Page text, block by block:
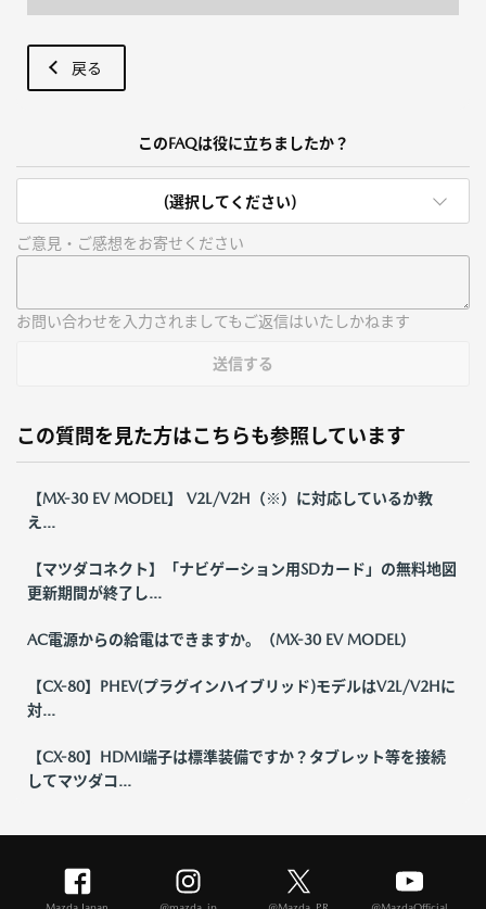
戻る
このFAQは役に立ちましたか？
(選択してください)
ご意見・ご感想をお寄せください
お問い合わせを入力されましてもご返信はいたしかねます
送信する
この質問を見た方はこちらも参照しています
【MX-30 EV MODEL】 V2L/V2H（※）に対応しているか教
え...
【マツダコネクト】「ナビゲーション用SDカード」の無料地図
更新期間が終了し...
AC電源からの給電はできますか。（MX-30 EV MODEL）
【CX-80】PHEV(プラグインハイブリッド)モデルはV2L/V2Hに
対...
【CX-80】HDMI端子は標準装備ですか？タブレット等を接続
してマツダコ...